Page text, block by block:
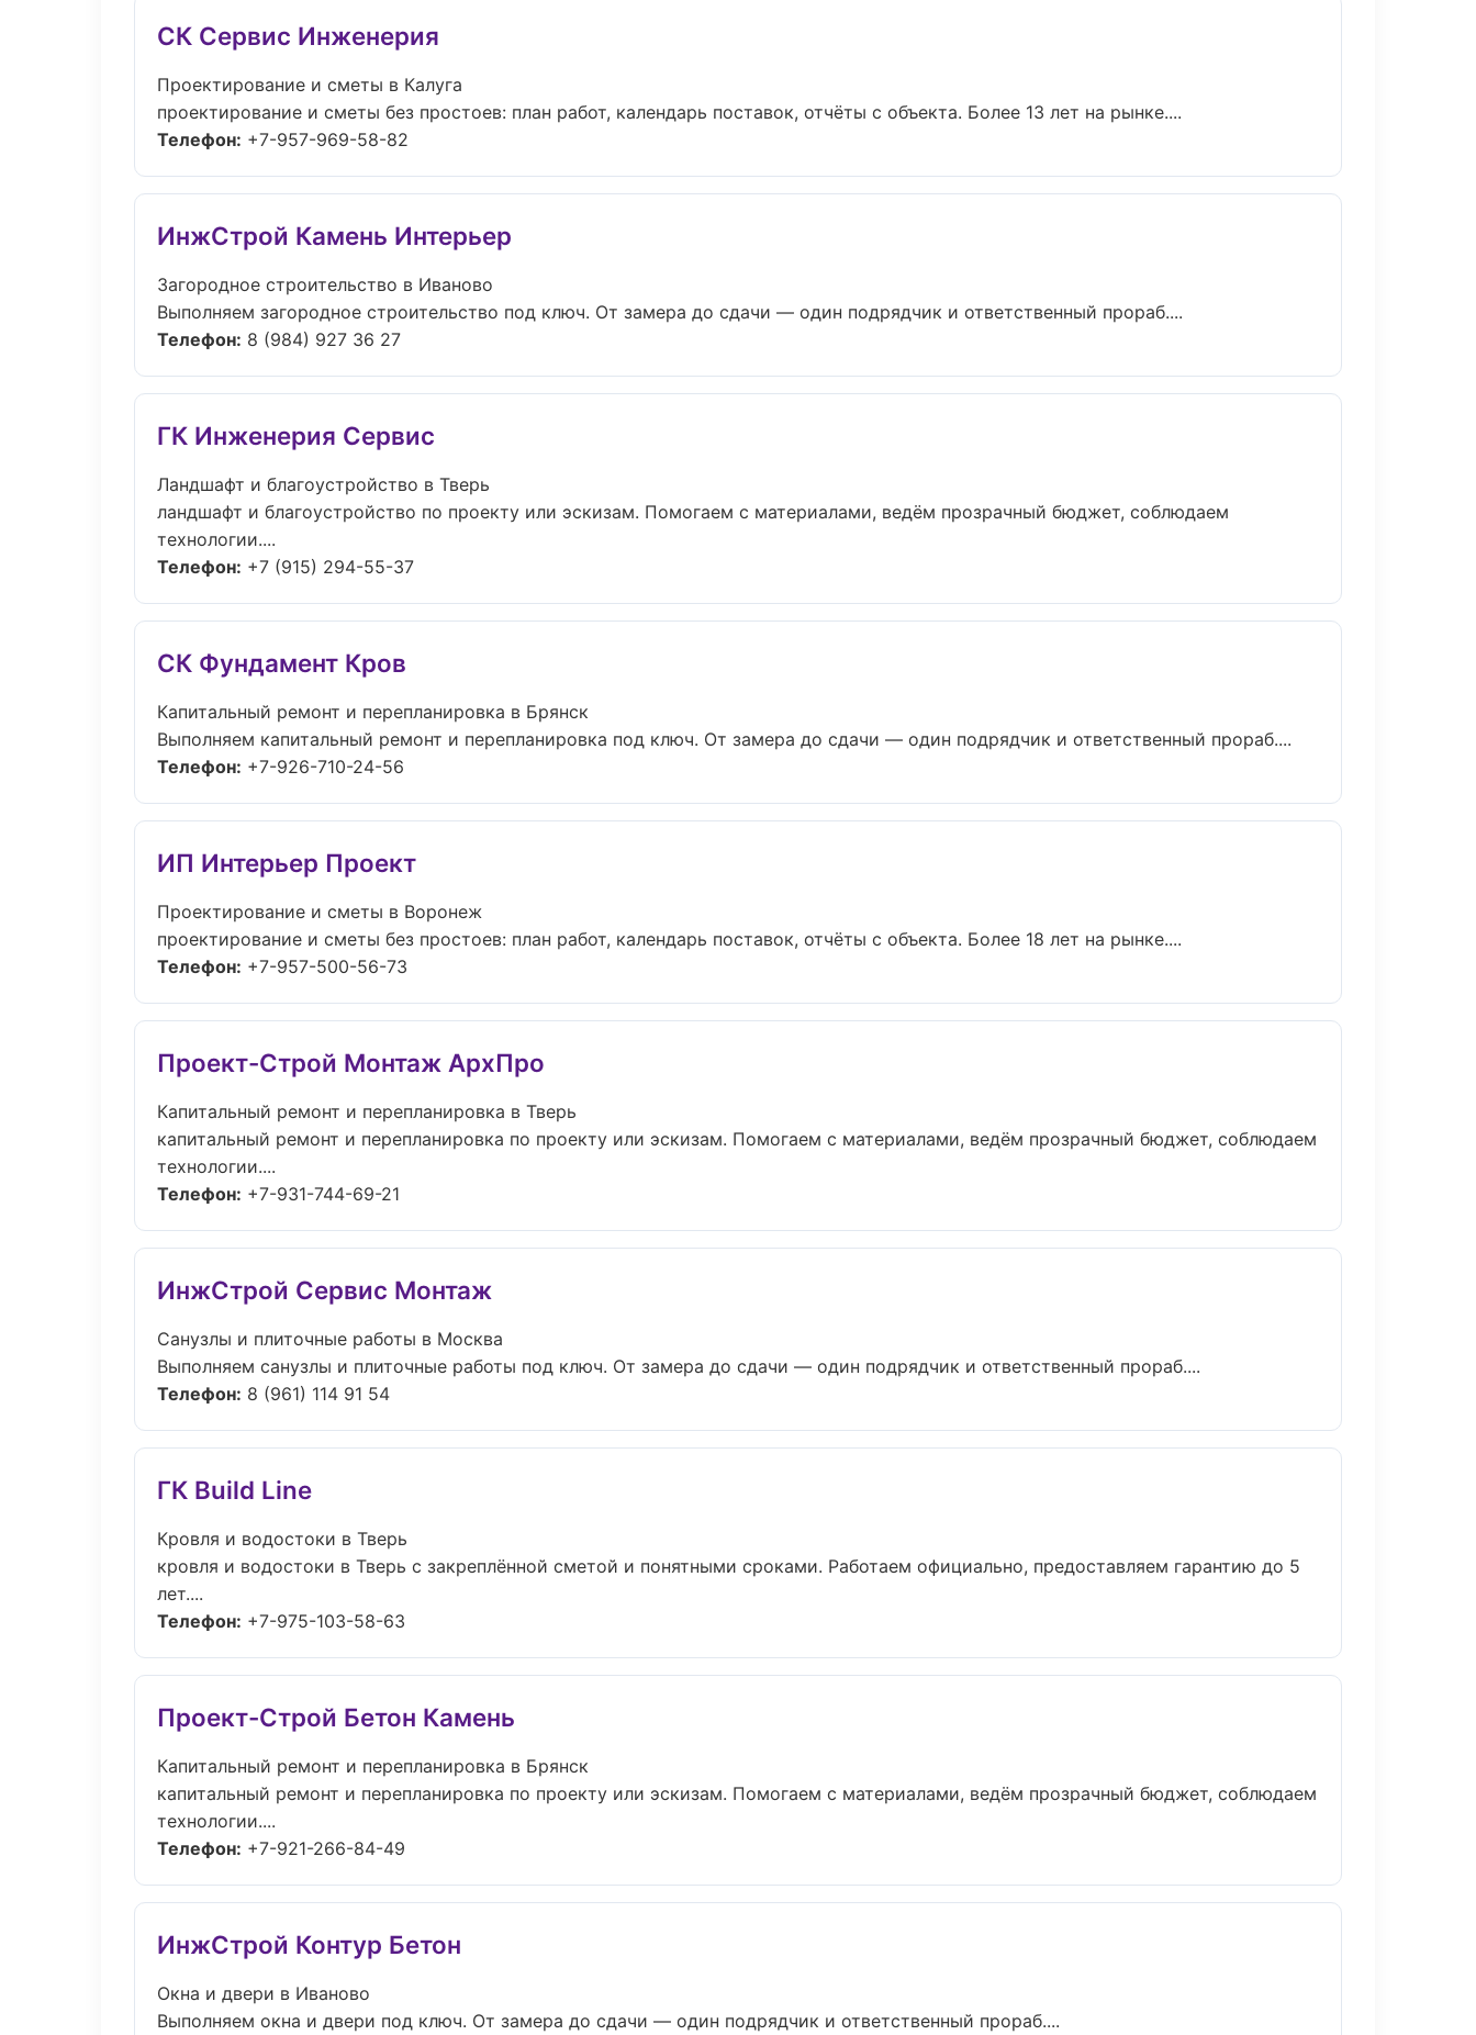
СК Сервис Инженерия
Проектирование и сметы в Калуга
проектирование и сметы без простоев: план работ, календарь поставок, отчёты с объекта. Более 13 лет на рынке....
Телефон: +7-957-969-58-82
ИнжСтрой Камень Интерьер
Загородное строительство в Иваново
Выполняем загородное строительство под ключ. От замера до сдачи — один подрядчик и ответственный прораб....
Телефон: 8 (984) 927 36 27
ГК Инженерия Сервис
Ландшафт и благоустройство в Тверь
ландшафт и благоустройство по проекту или эскизам. Помогаем с материалами, ведём прозрачный бюджет, соблюдаем
технологии....
Телефон: +7 (915) 294-55-37
СК Фундамент Кров
Капитальный ремонт и перепланировка в Брянск
Выполняем капитальный ремонт и перепланировка под ключ. От замера до сдачи — один подрядчик и ответственный прораб....
Телефон: +7-926-710-24-56
ИП Интерьер Проект
Проектирование и сметы в Воронеж
проектирование и сметы без простоев: план работ, календарь поставок, отчёты с объекта. Более 18 лет на рынке....
Телефон: +7-957-500-56-73
Проект-Строй Монтаж АрхПро
Капитальный ремонт и перепланировка в Тверь
капитальный ремонт и перепланировка по проекту или эскизам. Помогаем с материалами, ведём прозрачный бюджет, соблюдаем
технологии....
Телефон: +7-931-744-69-21
ИнжСтрой Сервис Монтаж
Санузлы и плиточные работы в Москва
Выполняем санузлы и плиточные работы под ключ. От замера до сдачи — один подрядчик и ответственный прораб....
Телефон: 8 (961) 114 91 54
ГК Build Line
Кровля и водостоки в Тверь
кровля и водостоки в Тверь с закреплённой сметой и понятными сроками. Работаем официально, предоставляем гарантию до 5
лет....
Телефон: +7-975-103-58-63
Проект-Строй Бетон Камень
Капитальный ремонт и перепланировка в Брянск
капитальный ремонт и перепланировка по проекту или эскизам. Помогаем с материалами, ведём прозрачный бюджет, соблюдаем
технологии....
Телефон: +7-921-266-84-49
ИнжСтрой Контур Бетон
Окна и двери в Иваново
Выполняем окна и двери под ключ. От замера до сдачи — один подрядчик и ответственный прораб....